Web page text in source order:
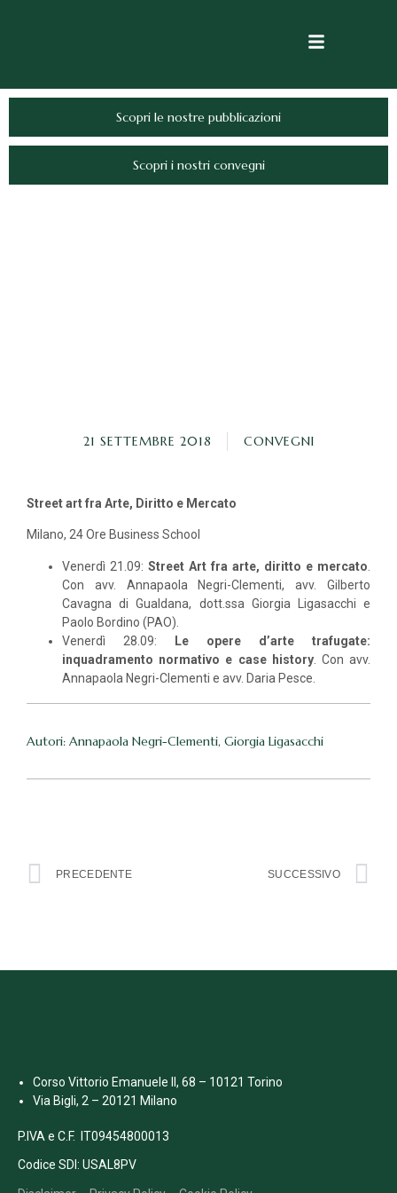
Scopri le nostre pubblicazioni
Scopri i nostri convegni
21 SETTEMBRE 2018 CONVEGNI
Street art fra Arte, Diritto e Mercato
Milano, 24 Ore Business School
Venerdì 21.09: Street Art fra arte, diritto e mercato
Con avv. Annapaola Negri-Clementi, avv. Gilberto
Cavagna di Gualdana, dott.ssa Giorgia Ligasacchi e
Paolo Bordino (PAO).
Venerdì 28.09:
Le opere d’arte trafugate:
inquadramento normativo e case history. Con avv.
Annapaola Negri-Clementi e avv. Daria Pesce.
Autori: Annapaola Negri-Clementi, Giorgia Ligasacchi
PRECEDENTE SUCCESSIVO
Corso Vittorio Emanuele II, 68 – 10121 Torino
Via Bigli, 2 – 20121 Milano
P.IVA e C.F. IT09454800013
Codice SDI: USAL8PV